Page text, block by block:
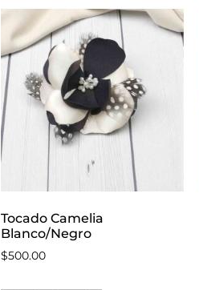
Tocado Camelia
Blanco/Negro
$500.00